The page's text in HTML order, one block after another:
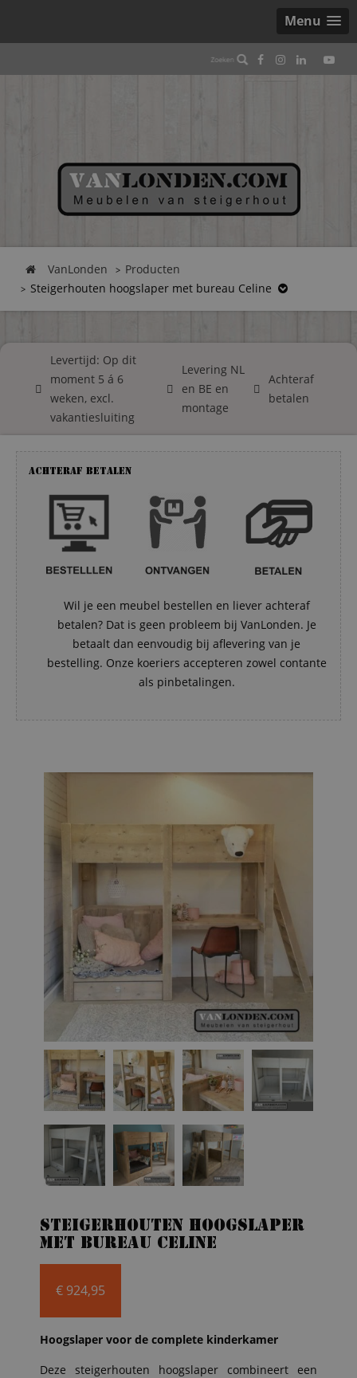
Menu
VanLonden
Producten
Steigerhouten hoogslaper met bureau Celine
Levertijd: Op dit
moment 5 á 6
weken, excl.
vakantiesluiting
Levering NL
en BE en
montage
Achteraf
betalen
Achteraf betalen
Wil je een meubel bestellen en liever achteraf
betalen? Dat is geen probleem bij VanLonden. Je
betaalt dan eenvoudig bij aflevering van je
bestelling. Onze koeriers accepteren zowel contante
als pinbetalingen.
Steigerhouten hoogslaper
met bureau Celine
€ 924,95
Hoogslaper voor de complete kinderkamer
Deze steigerhouten hoogslaper combineert een